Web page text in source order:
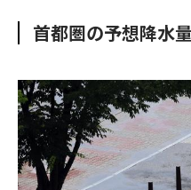
o
e
首都圏の予想降水